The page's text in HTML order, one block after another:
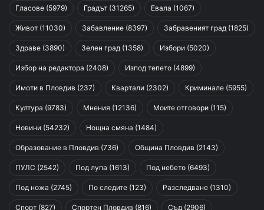
Гласове (5979) Градът (31265) Евала (1067)
Живот (11030) Забавление (8397) Забравеният град (1825)
Здраве (3890) Зелен град (1358) Избори (5020)
Избор на редактора (2408) Изпод тепето (4899)
Имоти в Пловдив (237) Квартали (2302) Криминале (5955)
Култура (9783) Мнения (12136) Моите отговори (115)
Новини (54232) Нощна смяна (1484)
Образование в Пловдив (736) Община Пловдив (2143)
ПУЛС (2542) Под лупа (1613) Под небето (6493)
Под ножа (2745) По следите (123) Разследване (1310)
Спорт (827) Спортен Пловдив (816) Съд (2906)